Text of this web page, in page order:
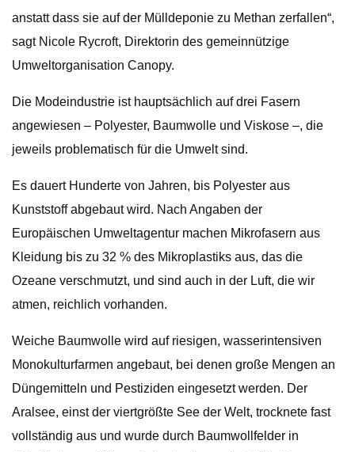
anstatt dass sie auf der Mülldeponie zu Methan zerfallen“,
sagt Nicole Rycroft, Direktorin des gemeinnützige
Umweltorganisation Canopy.
Die Modeindustrie ist hauptsächlich auf drei Fasern
angewiesen – Polyester, Baumwolle und Viskose –, die
jeweils problematisch für die Umwelt sind.
Es dauert Hunderte von Jahren, bis Polyester aus
Kunststoff abgebaut wird. Nach Angaben der
Europäischen Umweltagentur machen Mikrofasern aus
Kleidung bis zu 32 % des Mikroplastiks aus, das die
Ozeane verschmutzt, und sind auch in der Luft, die wir
atmen, reichlich vorhanden.
Weiche Baumwolle wird auf riesigen, wasserintensiven
Monokulturfarmen angebaut, bei denen große Mengen an
Düngemitteln und Pestiziden eingesetzt werden. Der
Aralsee, einst der viertgrößte See der Welt, trocknete fast
vollständig aus und wurde durch Baumwollfelder in